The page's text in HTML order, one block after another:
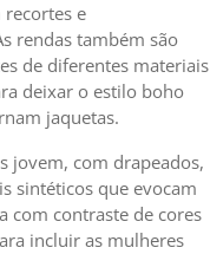
recortes e
rendas também são
de diferentes materiais
deixar o estilo boho
jaquetas.
jovem, com drapeados,
sintéticos que evocam
com contraste de cores
incluir as mulheres